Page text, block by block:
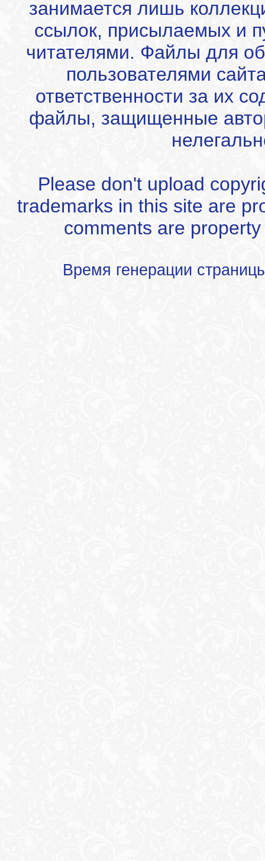
занимается лишь
ссылок, присылаемых и
читателями. Файлы для
пользователями
ответственности за их
файлы, защищенные
Please don't upload
trademarks in this site are
comments are
Время генерации